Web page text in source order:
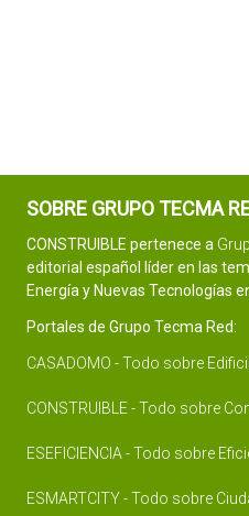
SOBRE GRUPO TECMA
CONSTRUIBLE pertenece a
editorial español líder en las
Energía y Nuevas Tecnologías
Portales de Grupo Tecma Red:
CASADOMO - Todo sobre
CONSTRUIBLE - Todo sobre
ESEFICIENCIA - Todo sobre
ESMARTCITY - Todo sobre